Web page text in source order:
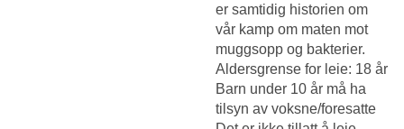
er samtidig historien om
vår kamp om maten mot
muggsopp og bakterier.
Aldersgrense for leie: 18 år
Barn under 10 år må ha
tilsyn av voksne/foresatte